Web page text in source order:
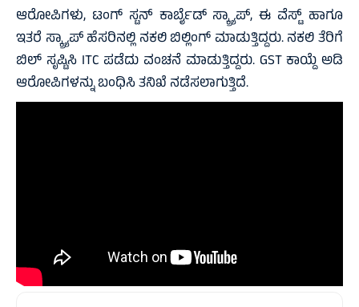
ಆರೋಪಿಗಳು, ಟಂಗ್ ಸ್ಟನ್ ಕಾರ್ಬೈಡ್ ಸ್ಕ್ರ್ಯಾಪ್, ಈ ವೆಸ್ಟ್ ಹಾಗೂ
ಇತರೆ ಸ್ಕ್ರ್ಯಾಪ್ ಹೆಸರಿನಲ್ಲಿ ನಕಲಿ ಬಿಲ್ಲಿಂಗ್ ಮಾಡುತ್ತಿದ್ದರು. ನಕಲಿ ತೆರಿಗೆ
ಬಿಲ್ ಸೃಷ್ಟಿಸಿ ITC ಪಡೆದು ವಂಚನೆ ಮಾಡುತ್ತಿದ್ದರು. GST ಕಾಯ್ದೆ ಅಡಿ
ಆರೋಪಿಗಳನ್ನು ಬಂಧಿಸಿ ತನಿಖೆ ನಡೆಸಲಾಗುತ್ತಿದೆ.